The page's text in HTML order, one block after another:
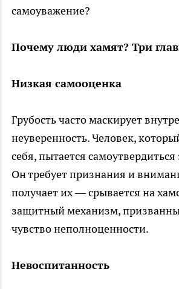
самоуважение?
Почему люди хамят? Три
Низкая самооценка
Грубость часто маскирует
неуверенность. Человек,
себя, пытается самоутвердиться
Он требует признания и
получает их — срывается на
защитный механизм,
чувство неполноценности.
Невоспитанность